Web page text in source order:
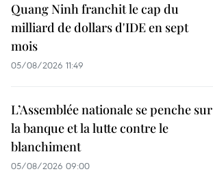
Quang Ninh franchit le cap du
milliard de dollars d'IDE en sept
mois
05/08/2026 11:49
L’Assemblée nationale se penche sur
la banque et la lutte contre le
blanchiment
05/08/2026 09:00